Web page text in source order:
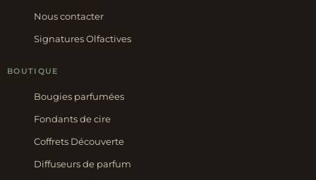
Nous contacter
Signatures Olfactives
BOUTIQUE
Bougies parfumées
Fondants de cire
Coffrets Découverte
Diffuseurs de parfum